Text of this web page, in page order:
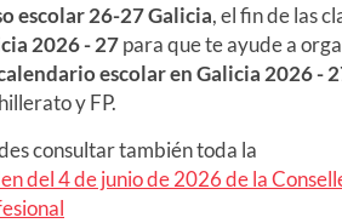
escolar26-27Galicia, el fin de las
2026 - 27para que te ayude a
escolar en Galicia 2026 -
y FP.
consultar también toda la
del 4 de junio de 2026 de la